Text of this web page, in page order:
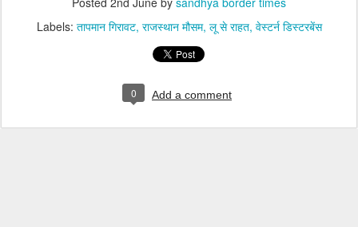
Labels: तापमान गिरावट राजस्थान मौसम लू से राहत वेस्टर्न डिस्टरबेंस
0 Add a comment